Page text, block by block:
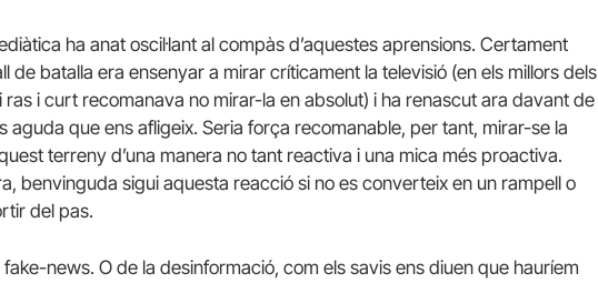
ha anat oscil·lant al compàs d’aquestes aprensions. Certament
de batalla era ensenyar a mirar críticament la televisió (en els millors dels
i curt recomanava no mirar-la en absolut) i ha renascut ara davant de
aguda que ens afligeix. Seria força recomanable, per tant, mirar-se la
terreny d’una manera no tant reactiva i una mica més proactiva.
benvinguda sigui aquesta reacció si no es converteix en un rampell o
del pas.
news. O de la desinformació, com els savis ens diuen que hauríem